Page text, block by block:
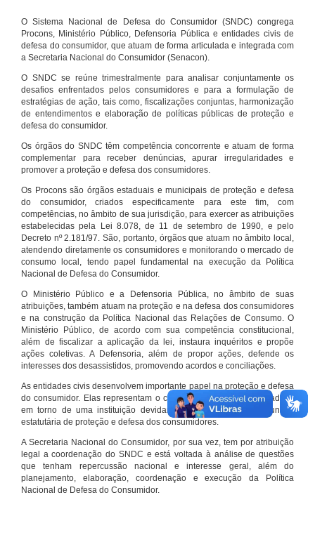
O Sistema Nacional de Defesa do Consumidor (SNDC) congrega
Procons, Ministério Público, Defensoria Pública e entidades civis de
defesa do consumidor, que atuam de forma articulada e integrada com
a Secretaria Nacional do Consumidor (Senacon).
O SNDC se reúne trimestralmente para analisar conjuntamente os
desafios enfrentados pelos consumidores e para a formulação de
estratégias de ação, tais como, fiscalizações conjuntas, harmonização
de entendimentos e elaboração de políticas públicas de proteção e
defesa do consumidor.
Os órgãos do SNDC têm competência concorrente e atuam de forma
complementar para receber denúncias, apurar irregularidades e
promover a proteção e defesa dos consumidores.
Os Procons são órgãos estaduais e municipais de proteção e defesa
do consumidor, criados especificamente para este fim, com
competências, no âmbito de sua jurisdição, para exercer as atribuições
estabelecidas pela Lei 8.078, de 11 de setembro de 1990, e pelo
Decreto nº 2.181/97. São, portanto, órgãos que atuam no âmbito local,
atendendo diretamente os consumidores e monitorando o mercado de
consumo local, tendo papel fundamental na execução da Política
Nacional de Defesa do Consumidor.
O Ministério Público e a Defensoria Pública, no âmbito de suas
atribuições, também atuam na proteção e na defesa dos consumidores
e na construção da Política Nacional das Relações de Consumo. O
Ministério Público, de acordo com sua competência constitucional,
além de fiscalizar a aplicação da lei, instaura inquéritos e propõe
ações coletivas. A Defensoria, além de propor ações, defende os
interesses dos desassistidos, promovendo acordos e conciliações.
As entidades civis desenvolvem importante papel na proteção e defesa
do consumidor. Elas representam o conjunto organizado de cidadãos
em torno de uma instituição devidamente registrada e com função
estatutária de proteção e defesa dos consumidores.
A Secretaria Nacional do Consumidor, por sua vez, tem por atribuição
legal a coordenação do SNDC e está voltada à análise de questões
que tenham repercussão nacional e interesse geral, além do
planejamento, elaboração, coordenação e execução da Política
Nacional de Defesa do Consumidor.